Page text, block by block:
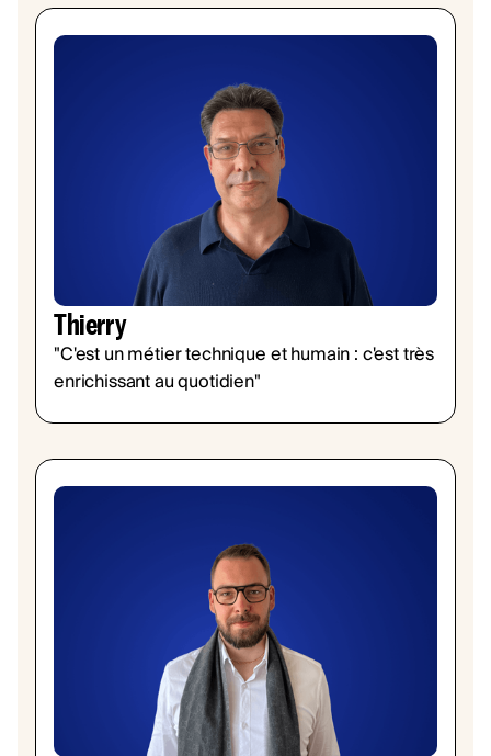
Thierry
"C'est un métier technique et humain : c'est très
enrichissant au quotidien"